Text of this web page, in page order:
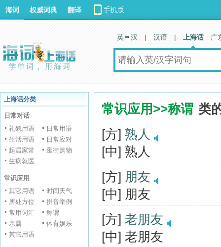
海词 权威词典 翻译
英 汉 | 汉语 | 上海话 广
上海话分类
日常对话
礼貌用语
日常用语
生活用语
日常应对
起居家常
逛街购物
生病就医
常识应用
其它用语
时间天气
所处方位
拼音举例
常用词汇
称谓
亲属
体育娱乐
其它用语
常识应用>>称谓 类
[方] 熟人
[中] 熟人
[方] 朋友
[中] 朋友
[方] 老朋友
[中] 老朋友